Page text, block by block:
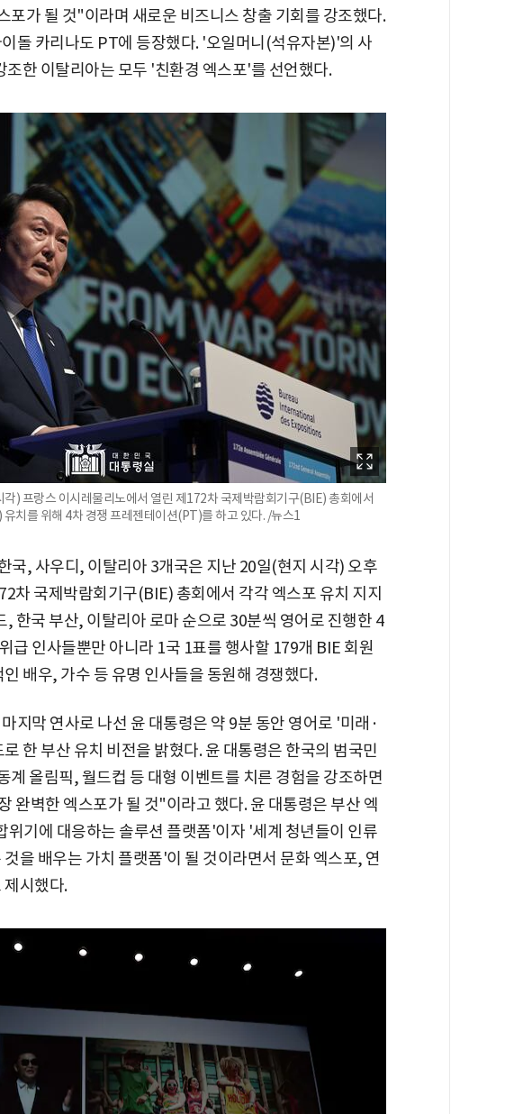
포가 될 것"이라며 새로운 비즈니스 창출 기회를 강조했다.
돌 카리나도 PT에 등장했다. '오일머니(석유자본)'의 사
한 이탈리아는 모두 '친환경 엑스포'를 선언했다.
) 프랑스 이시레물리노에서 열린 제172차 국제박람회기구(BIE) 총회에서
치를 위해 4차 경쟁 프레젠테이션(PT)를 하고 있다. /뉴스1
국, 사우디, 이탈리아 3개국은 지난 20일(현지 시각) 오후
차 국제박람회기구(BIE) 총회에서 각각 엑스포 유치 지지
, 한국 부산, 이탈리아 로마 순으로 30분씩 영어로 진행한 4
급 인사들뿐만 아니라 1국 1표를 행사할 179개 BIE 회원
배우, 가수 등 유명 인사들을 동원해 경쟁했다.
지막 연사로 나선 윤 대통령은 약 9분 동안 영어로 '미래·
한 부산 유치 비전을 밝혔다. 윤 대통령은 한국의 범국민
계 올림픽, 월드컵 등 대형 이벤트를 치른 경험을 강조하면
완벽한 엑스포가 될 것"이라고 했다. 윤 대통령은 부산 엑
위기에 대응하는 솔루션 플랫폼'이자 '세계 청년들이 인류
을 배우는 가치 플랫폼'이 될 것이라면서 문화 엑스포, 연
제시했다.